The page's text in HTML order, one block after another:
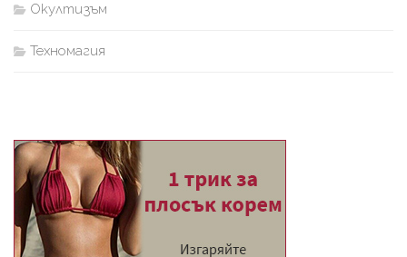
Окултизъм
Техномагия